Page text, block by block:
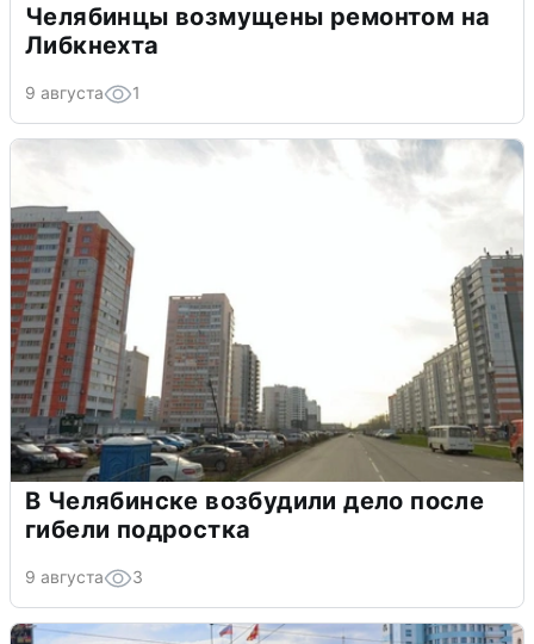
Челябинцы возмущены ремонтом на
Либкнехта
9 августа 1
В Челябинске возбудили дело после
гибели подростка
9 августа 3